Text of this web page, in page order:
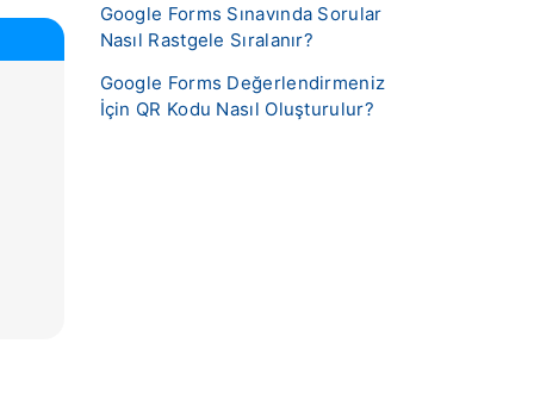
Google Forms Sınavında Sorular
Nasıl Rastgele Sıralanır?
Google Forms Değerlendirmeniz
İçin QR Kodu Nasıl Oluşturulur?